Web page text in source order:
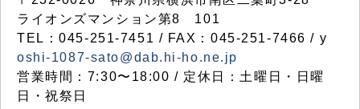
ライオンズマンション第8 101
TEL：045-251-7451 / FAX：045-251-7466 / y
oshi-1087-sato@dab.hi-ho.ne.jp
営業時間：7:30〜18:00 / 定休日：土曜日・日曜
日・祝祭日